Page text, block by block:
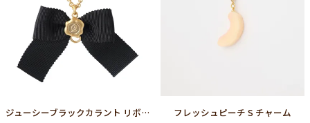
ジューシーブラックカラント リボンネックレスチェーン
フレッシュピーチ S チャーム